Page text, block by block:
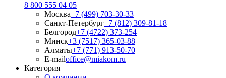
8 800 555 04 05
Москва+7 (499) 703-30-33
Санкт-Петербург+7 (812) 309-81-18
Белгород+7 (4722) 373-254
Минск+3 (7517) 365-03-88
Алматы+7 (771) 913-50-70
E-mailoffice@miakom.ru
Категория